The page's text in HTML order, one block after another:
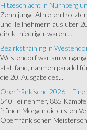
Hitzeschlacht in Nürnberg
Zehn junge Athleten
und Teilnehmern aus über
direkt niedriger waren,...
Bezirkstraining in
Westendorf war am
stattfand, nahmen parallel
die 20. Ausgabe des...
Oberfränkische 2026 –
540 Teilnehmer, 885
frühen Morgen die ersten
Oberfränkischen